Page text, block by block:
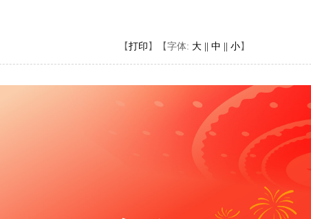
【字体: 大 || 中 || 小】
【打印 】